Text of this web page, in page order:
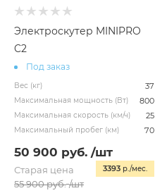
Электроскутер MINIPRO
C2
Под заказ
Вес (кг) 37
Максимальная мощность (Вт) 800
Максимальная скорость (км/ч) 25
Максимальный пробег (км) 70
50 900 руб. /шт
3393 р./мес.
Старая цена
55 900руб. /шт